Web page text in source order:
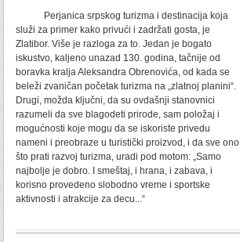
Perjanica srpskog turizma i destinacija koja
služi za primer kako privući i zadržati gosta, je
Zlatibor. Više je razloga za to. Jedan je bogato
iskustvo, kaljeno unazad 130. godina, tačnije od
boravka kralja Aleksandra Obrenovića, od kada se
beleži zvaničan početak turizma na „zlatnoj planini“.
Drugi, možda ključni, da su ovdašnji stanovnici
razumeli da sve blagodeti prirode, sam položaj i
mogućnosti koje mogu da se iskoriste privedu
nameni i preobraze u turistički proizvod, i da sve ono
što prati razvoj turizma, uradi pod motom: „Samo
najbolje je dobro. I smeštaj, i hrana, i zabava, i
korisno provedeno slobodno vreme i sportske
aktivnosti i atrakcije za decu...“